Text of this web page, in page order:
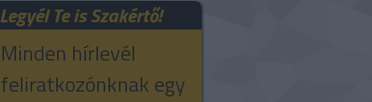
Legyél Te is Szakértő!
Minden hírlevél
feliratkozónknak egy